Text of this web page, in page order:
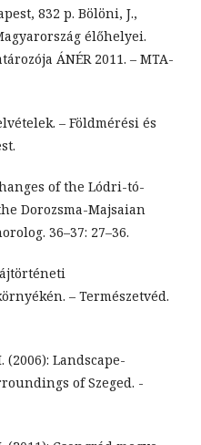
832 p. Bölöni, J.,
élőhelyei.
ÁNÉR 2011. – MTA-
– Földmérési és
of the Lódri-tó-
Dorozsma-Majsaian
36–37: 27–36.
– Természetvéd.
(2006): Landscape-
of Szeged. -